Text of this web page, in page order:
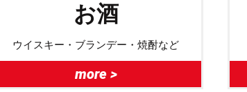
お酒
ウイスキー・ブランデー・焼酎など
more >